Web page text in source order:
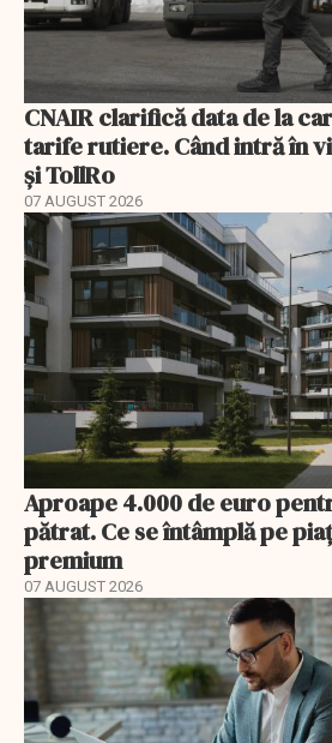
CNAIR clarifică data de la
tarife rutiere. Când intră în
și TollRo
07 AUGUST 2026
Aproape 4.000 de euro
pătrat. Ce se întâmplă pe
premium
07 AUGUST 2026